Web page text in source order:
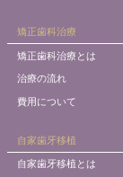
矯正歯科治療
矯正歯科治療とは
治療の流れ
費用について
自家歯牙移植
自家歯牙移植とは